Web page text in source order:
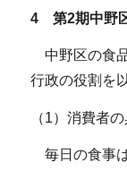
4 第2期中野
中野区の食
行政の役割を
（1）消費者
毎日の食事